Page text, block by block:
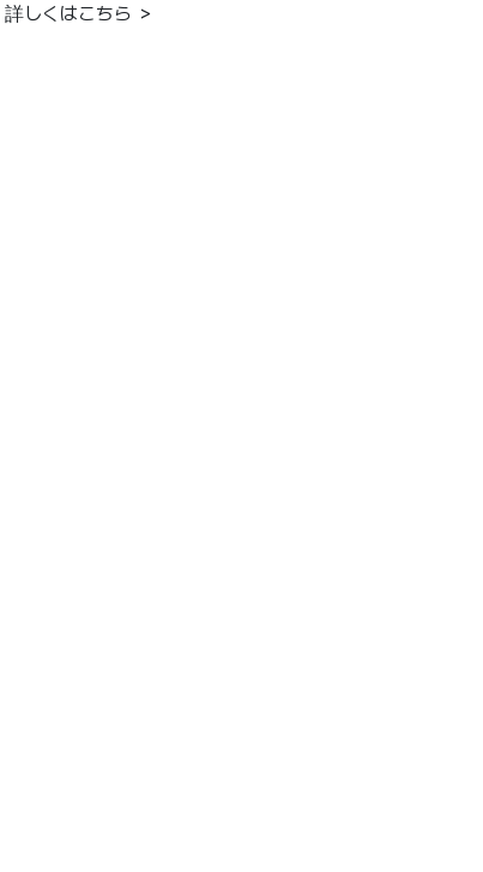
詳しくはこちら ＞